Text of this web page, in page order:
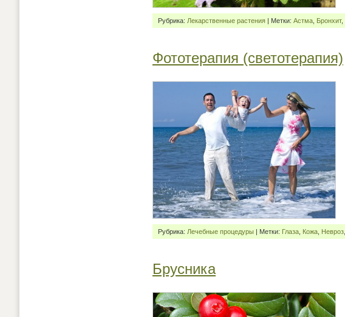
Рубрика: Лекарственные растения | Метки: Астма Бронхит,
Фототерапия (светотерапия)
Рубрика: Лечебные процедуры | Метки: Глаза Кожа Невроз
Брусника